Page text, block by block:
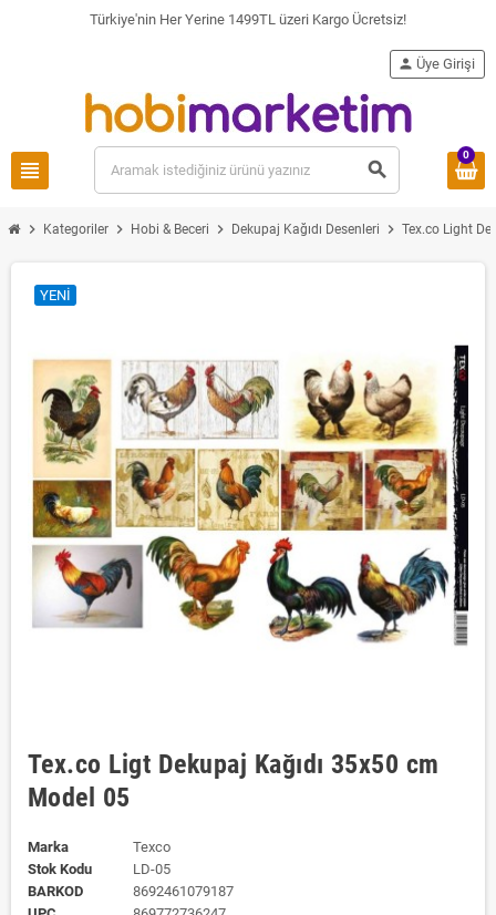
Türkiye'nin Her Yerine 1499TL üzeri Kargo Ücretsiz!
view_headline search
person Üye Girişi
0
chevron_right Kategoriler chevron_right Hobi & Beceri chevron_right Dekupaj Kağıdı Desenleri chevron_right Tex.co Light
YENI
Tex.co Ligt Dekupaj Kağıdı 35x50 cm
Model 05
Marka
Texco
Stok Kodu
LD-05
BARKOD
8692461079187